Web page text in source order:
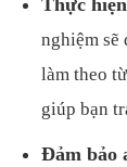
nghiệm
làm theo
giúp bạn
Đảm bảo